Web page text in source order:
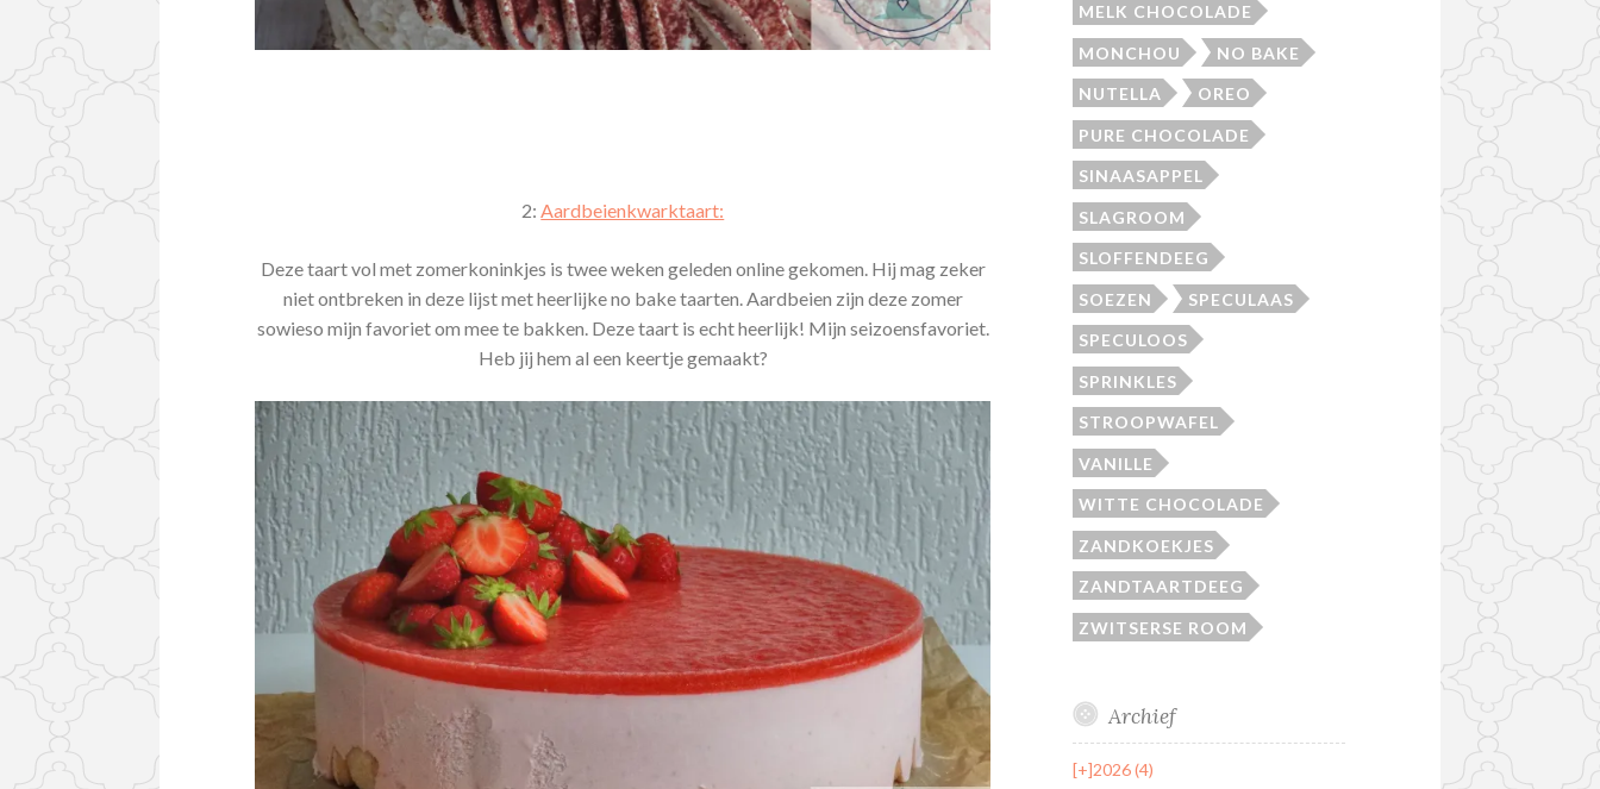
2: Aardbeienkwarktaart:
Deze taart vol met zomerkoninkjes is twee weken geleden online gekomen. Hij mag zeker
niet ontbreken in deze lijst met heerlijke no bake taarten. Aardbeien zijn deze zomer
sowieso mijn favoriet om mee te bakken. Deze taart is echt heerlijk! Mijn seizoensfavoriet.
Heb jij hem al een keertje gemaakt?
MELK CHOCOLADE
MONCHOU NO BAKE
NUTELLA OREO
PURE CHOCOLADE
SINAASAPPEL
SLAGROOM
SLOFFENDEEG
SOEZEN SPECULAAS
SPECULOOS
SPRINKLES
STROOPWAFEL
VANILLE
WITTE CHOCOLADE
ZANDKOEKJES
ZANDTAARTDEEG
ZWITSERSE ROOM
Archief
[+]2026 (4)